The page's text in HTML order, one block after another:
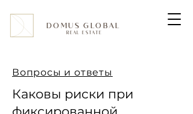
DOMUS GLOBAL
REAL ESTATE
Вопросы и ответы
Каковы риски при